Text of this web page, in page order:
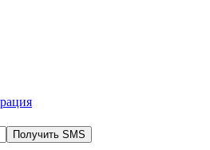
Получить SMS